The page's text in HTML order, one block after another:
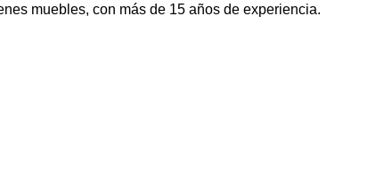
muebles, con más de 15 años de experiencia.